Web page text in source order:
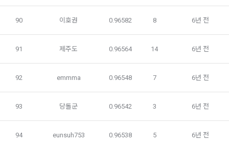
제 12 조 (수신확인통지․구매 신청 변경 및 취소)
확인통지를 한다.
2. 수신확인통지를 받은 이용자는 의사표시의 불일치 등이 있는
경우에는 수신확인통지를 받은 후 즉시 구매 신청 변경 및 취소
대금을 지불한 경우에는 제15조의 청약철회 등에 관한 규정에
따른다.
택권을 부여합니다.
방법에 따라 수사기관의 요구가 있는 경우
1) 국외 기업 회원
90 이호권 0.96582 8 6년 전
91 제주도 0.96564 14 6년 전
92 emmma 0.96548 7 6년 전
93 당돌군 0.96542 3 6년 전
94 eunsuh753 0.96538 5 6년 전